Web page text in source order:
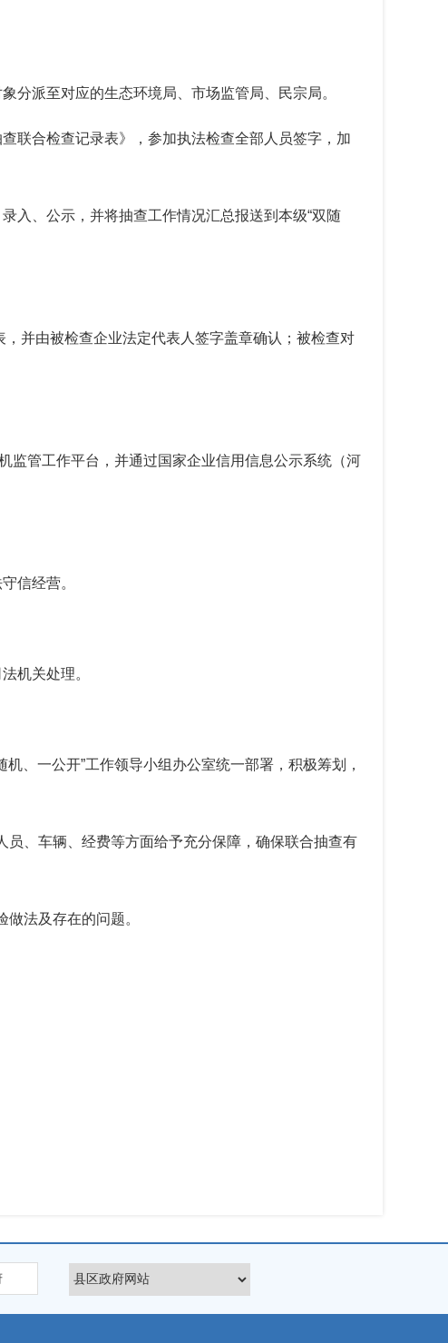
分派至对应的生态环境局、市场监管局、民宗局。
联合检查记录表》，参加执法检查全部人员签字，加
入、公示，并将抽查工作情况汇总报送到本级“双随
并由被检查企业法定代表人签字盖章确认；被检查对
监管工作平台，并通过国家企业信用信息公示系统（河
信经营。
机关处理。
、一公开”工作领导小组办公室统一部署，积极筹划，
员、车辆、经费等方面给予充分保障，确保联合抽查有
法及存在的问题。